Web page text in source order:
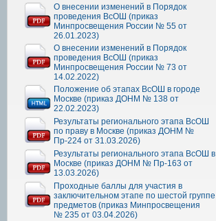
О внесении изменений в Порядок
проведения ВсОШ (приказ
Минпросвещения России № 55 от
26.01.2023)
О внесении изменений в Порядок
проведения ВсОШ (приказ
Минпросвещения России № 73 от
14.02.2022)
Положение об этапах ВсОШ в городе
Москве (приказ ДОНМ № 138 от
22.02.2023)
Результаты регионального этапа ВсОШ
по праву в Москве (приказ ДОНМ №
Пр-224 от 31.03.2026)
Результаты регионального этапа ВсОШ в
Москве (приказ ДОНМ № Пр-163 от
13.03.2026)
Проходные баллы для участия в
заключительном этапе по шестой группе
предметов (приказ Минпросвещения
№ 235 от 03.04.2026)